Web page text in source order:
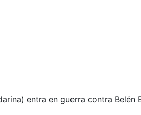
entra en guerra contra Belén